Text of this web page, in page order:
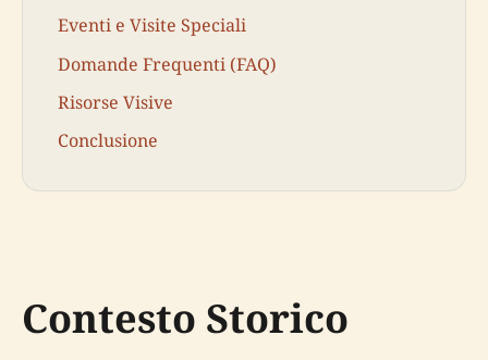
Eventi e Visite Speciali
Domande Frequenti (FAQ)
Risorse Visive
Conclusione
Contesto Storico